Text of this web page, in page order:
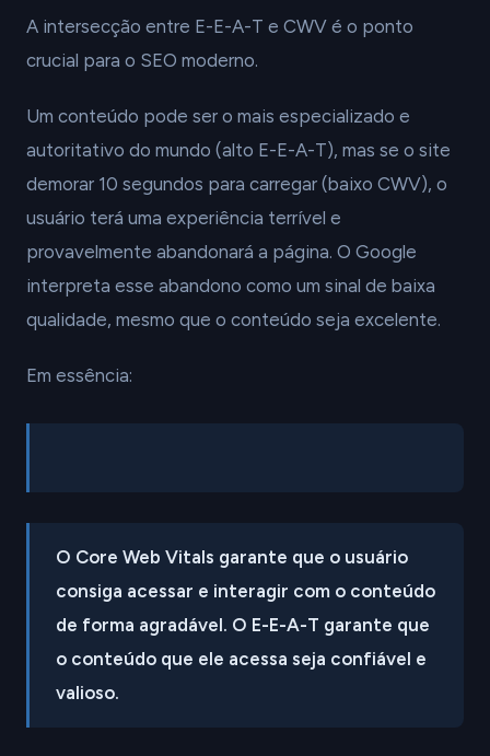
A intersecção entre E-E-A-T e CWV é o ponto
crucial para o SEO moderno.
Um conteúdo pode ser o mais especializado e
autoritativo do mundo (alto E-E-A-T), mas se o site
demorar 10 segundos para carregar (baixo CWV), o
usuário terá uma experiência terrível e
provavelmente abandonará a página. O Google
interpreta esse abandono como um sinal de baixa
qualidade, mesmo que o conteúdo seja excelente.
Em essência:
O Core Web Vitals garante que o usuário
consiga acessar e interagir com o conteúdo
de forma agradável. O E-E-A-T garante que
o conteúdo que ele acessa seja confiável e
valioso.